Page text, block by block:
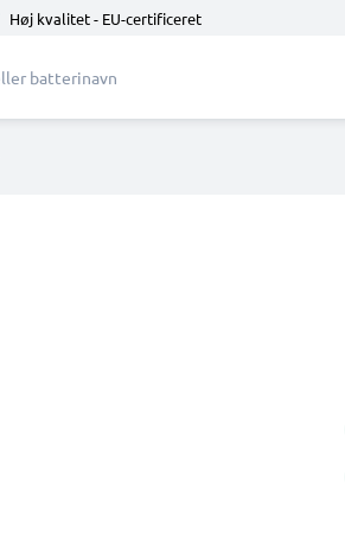
Høj kvalitet - EU-certificeret